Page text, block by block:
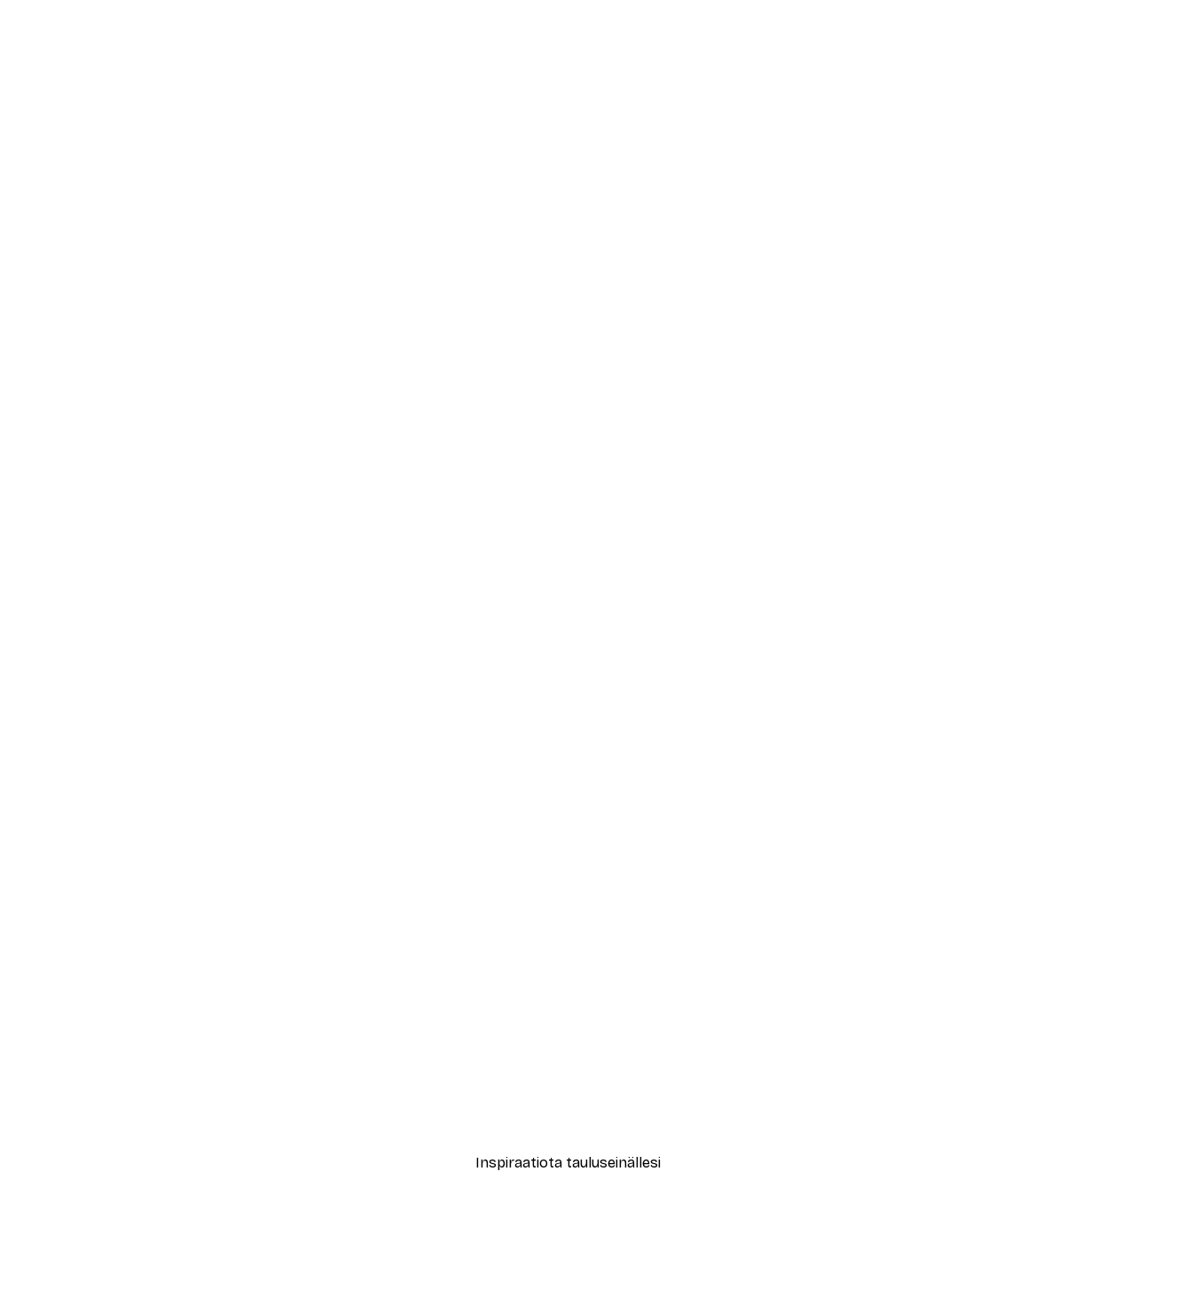
Inspiraatiota tauluseinällesi